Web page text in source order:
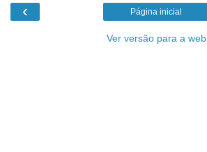
‹ Página inicial
Ver versão para a web